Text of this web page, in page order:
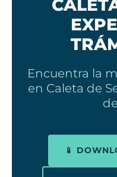
Encuentra la
en Caleta de
📱